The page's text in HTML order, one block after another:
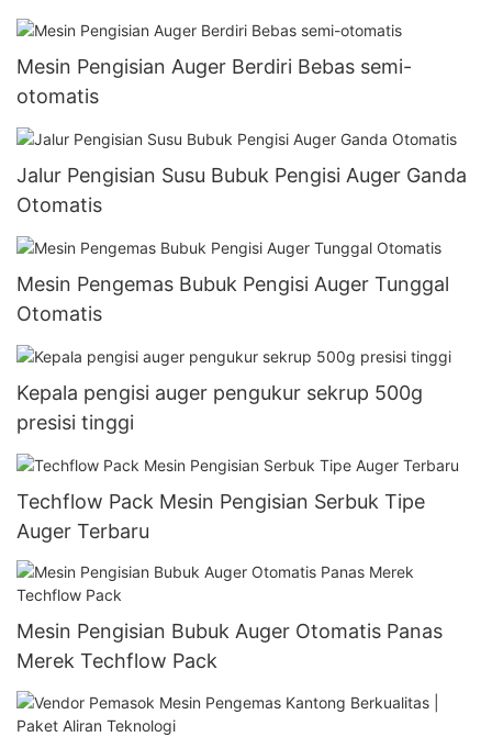
Mesin Pengisian Auger Berdiri Bebas semi-
otomatis
Jalur Pengisian Susu Bubuk Pengisi Auger Ganda
Otomatis
Mesin Pengemas Bubuk Pengisi Auger Tunggal
Otomatis
Kepala pengisi auger pengukur sekrup 500g
presisi tinggi
Techflow Pack Mesin Pengisian Serbuk Tipe
Auger Terbaru
Mesin Pengisian Bubuk Auger Otomatis Panas
Merek Techflow Pack